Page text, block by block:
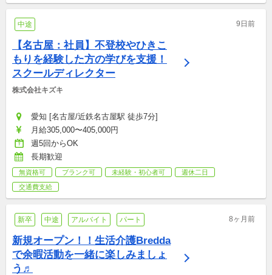
中途 9日前
【名古屋：社員】不登校やひきこ
もりを経験した方の学びを支援！
スクールディレクター
株式会社キズキ
愛知 [名古屋/近鉄名古屋駅 徒歩7分]
月給305,000〜405,000円
週5回からOK
長期歓迎
無資格可 ブランク可 未経験・初心者可
週休二日
交通費支給
新卒 中途 アルバイト パート 8ヶ月前
新規オープン！！生活介護Bredda
で余暇活動を一緒に楽しみましょ
う♬